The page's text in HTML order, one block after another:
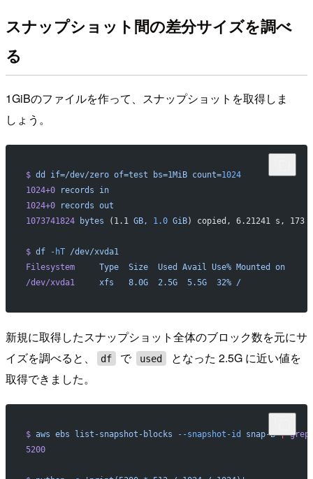
スナップショット間の差分サイズを調べ
る
1GiBのファイルを作って、スナップショットを取得しま
しょう。
$ dd if=/dev/zero of=test bs=1MiB count=1024
1024+0 records in
1024+0 records out
1073741824 bytes (1.1 GB, 1.0 GiB) copied, 6.21241 s, 173
$ df -hT /dev/xvda1
Filesystem
     Type
  Size
  Used
Avail Use% Mounted
on
/dev/xvda1
     xfs
   8.0G
  2.5G
  5.5G
  32%
/
新規に取得したスナップショット全体のブロック数を元にサ
イズを調べると、
df で used
となった 2.5G に近い値を
取得できました。
$ aws ebs list-snapshot-blocks --snapshot-id snap-B | grep
5200